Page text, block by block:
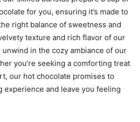
for you, ensuring it’s made to
right balance of sweetness and
texture and rich flavor of our
in the cozy ambiance of our
you’re seeking a comforting treat
our hot chocolate promises to
experience and leave you feeling